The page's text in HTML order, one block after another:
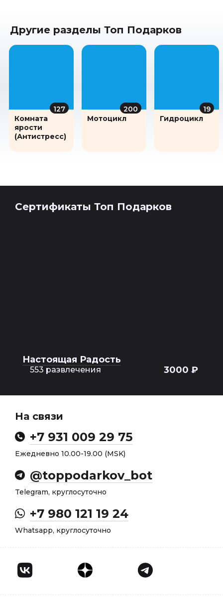
Другие разделы Топ Подарков
127
Комната
ярости
(Антистресс)
200
Мотоцикл
19
Гидроцикл
Сертификаты Топ Подарков
Настоящая Радость
553 развлечения 3000 ₽
На связи
+7 931 009 29 75
Ежедневно 10.00-19.00 (MSK)
@toppodarkov_bot
Telegram, круглосуточно
+7 980 121 19 24
Whatsapp, круглосуточно